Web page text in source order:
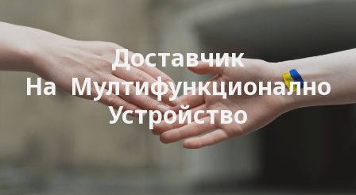
Доставчик
На Мултифункционално
Устройство